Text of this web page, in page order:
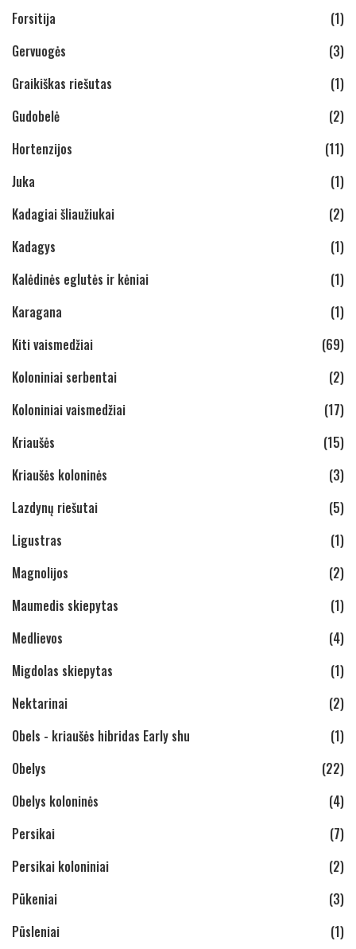
Forsitija
(1)
Gervuogės
(3)
Graikiškas riešutas
(1)
Gudobelė
(2)
Hortenzijos
(11)
Juka
(1)
Kadagiai šliaužiukai
(2)
Kadagys
(1)
Kalėdinės eglutės ir kėniai
(1)
Karagana
(1)
Kiti vaismedžiai
(69)
Koloniniai serbentai
(2)
Koloniniai vaismedžiai
(17)
Kriaušės
(15)
Kriaušės koloninės
(3)
Lazdynų riešutai
(5)
Ligustras
(1)
Magnolijos
(2)
Maumedis skiepytas
(1)
Medlievos
(4)
Migdolas skiepytas
(1)
Nektarinai
(2)
Obels - kriaušės hibridas Early shu
(1)
Obelys
(22)
Obelys koloninės
(4)
Persikai
(7)
Persikai koloniniai
(2)
Pūkeniai
(3)
Pūsleniai
(1)